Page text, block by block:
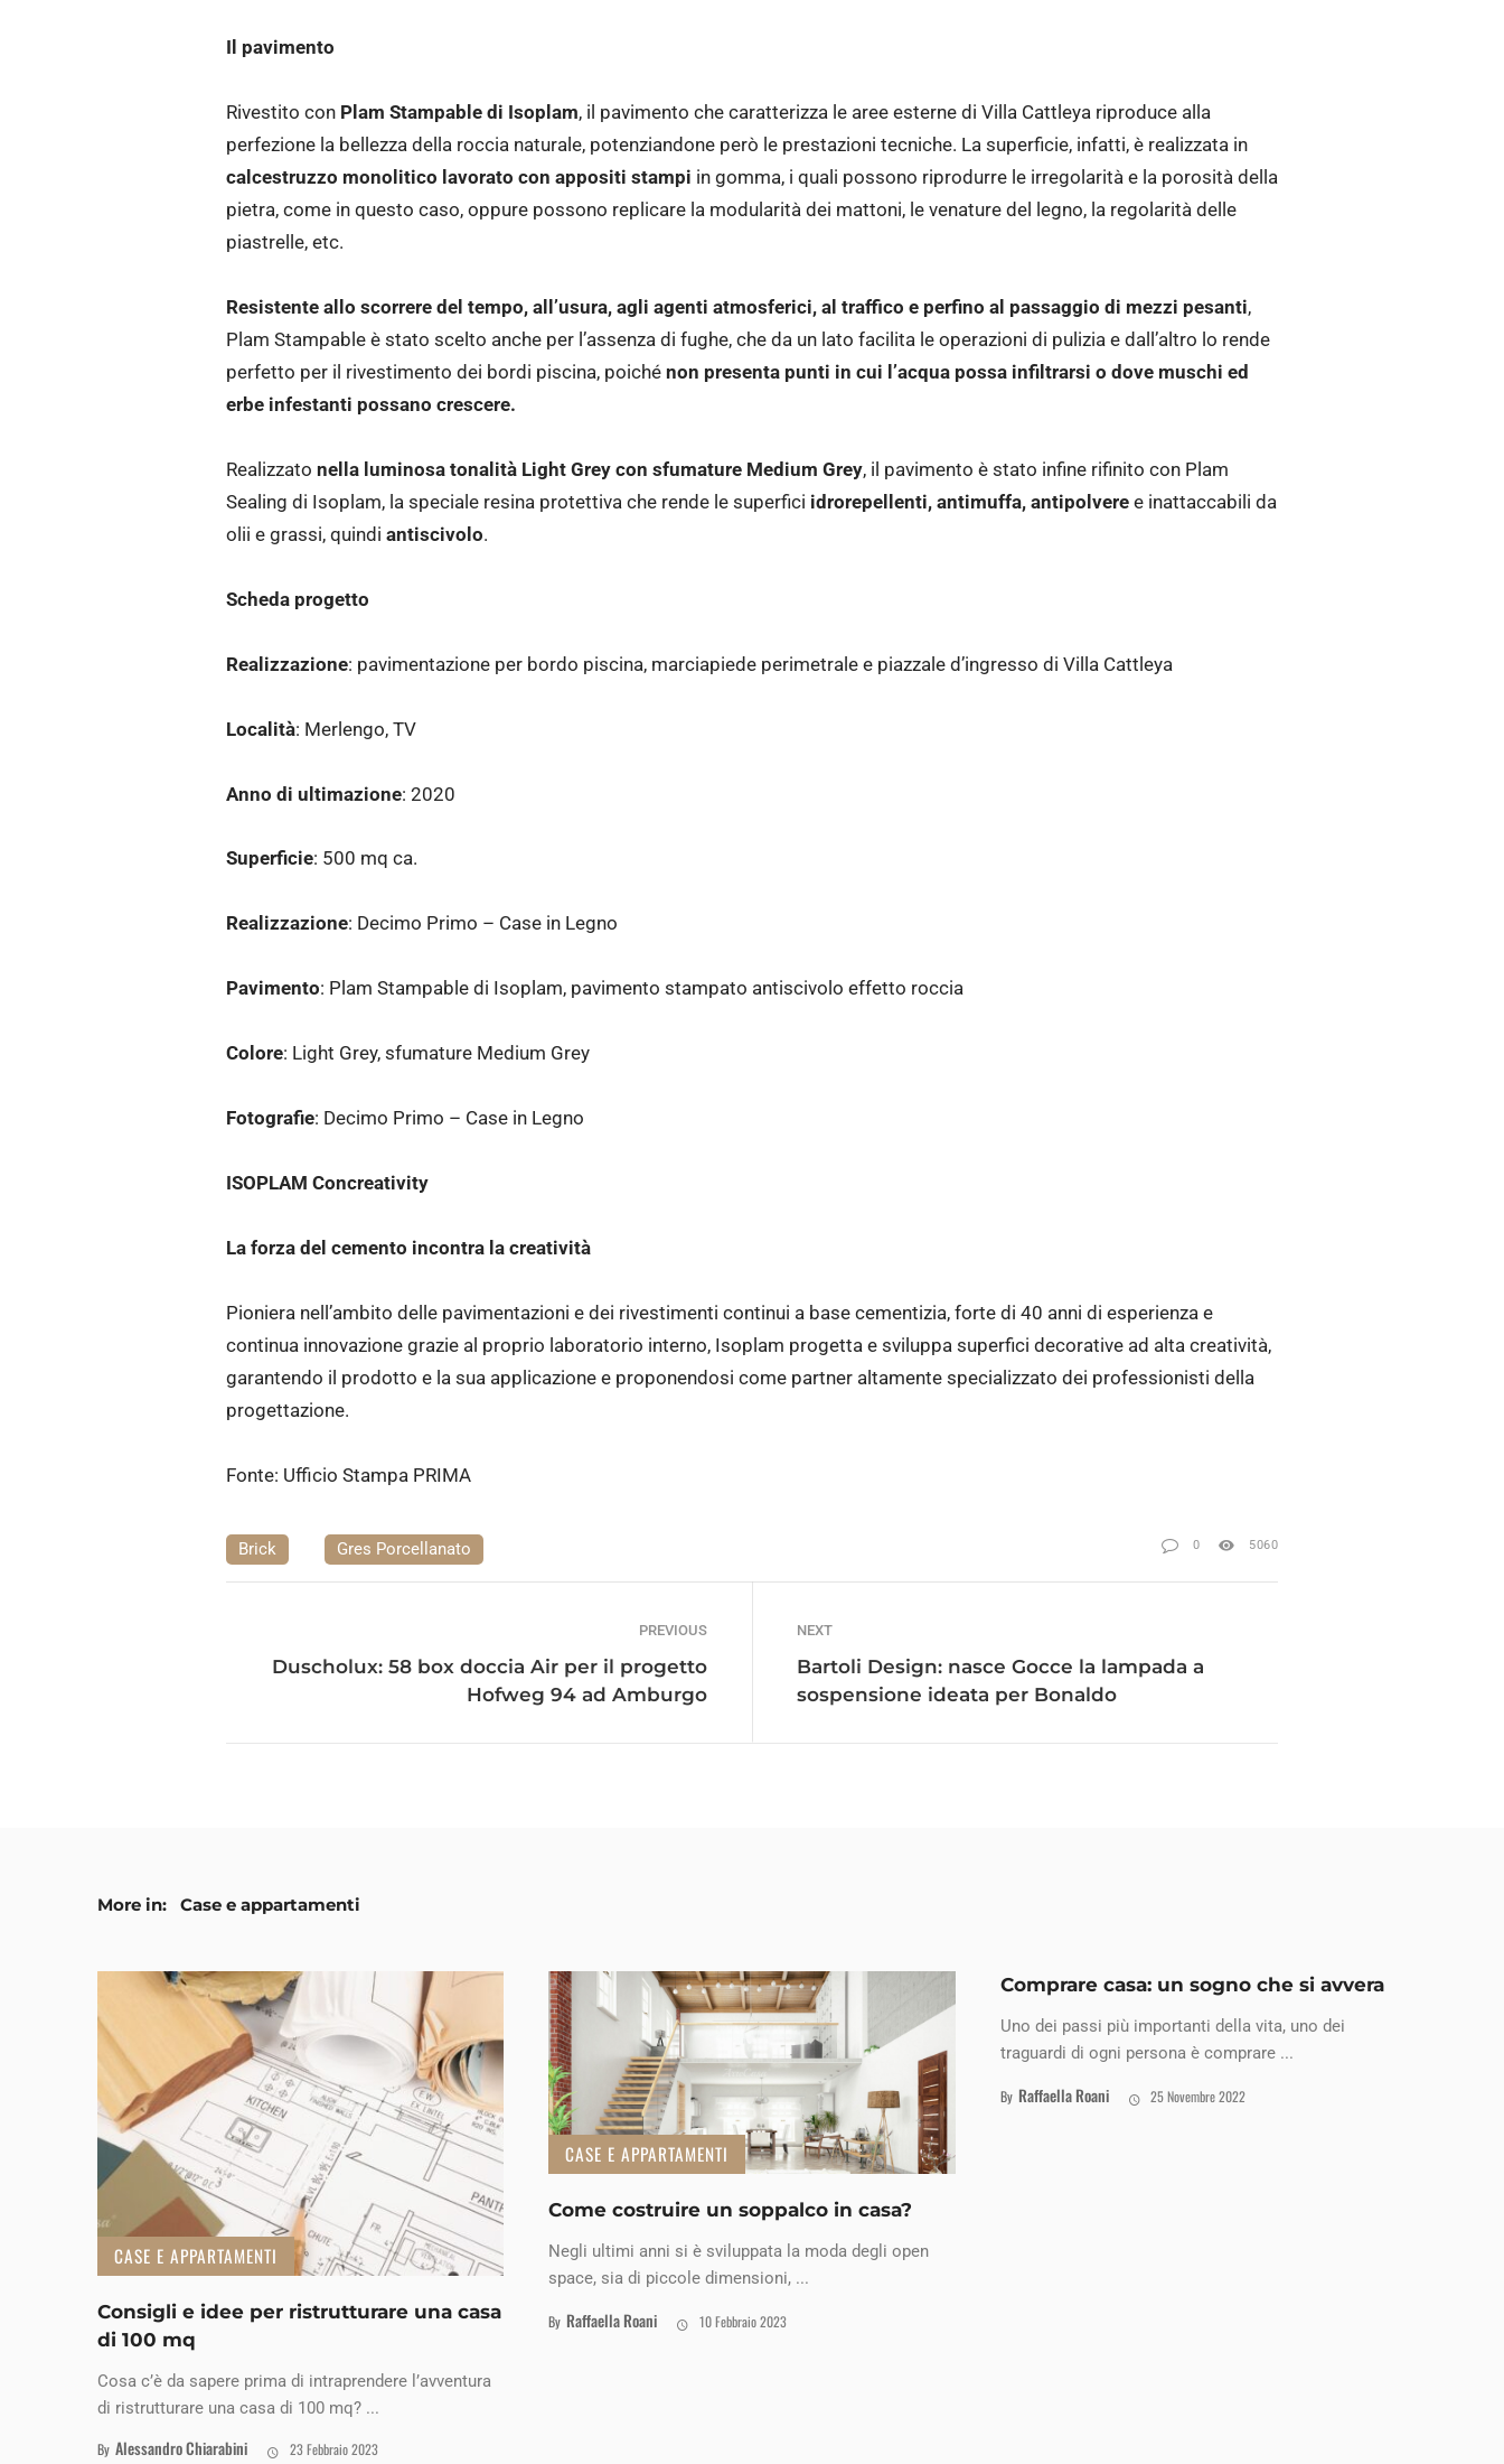
Il pavimento
Rivestito con Plam Stampable di Isoplam, il pavimento che caratterizza le aree esterne di Villa Cattleya riproduce alla
perfezione la bellezza della roccia naturale, potenziandone però le prestazioni tecniche. La superficie, infatti, è realizzata in
calcestruzzo monolitico lavorato con appositi stampi in gomma, i quali possono riprodurre le irregolarità e la porosità della
pietra, come in questo caso, oppure possono replicare la modularità dei mattoni, le venature del legno, la regolarità delle
piastrelle, etc.
Resistente allo scorrere del tempo, all’usura, agli agenti atmosferici, al traffico e perfino al passaggio di mezzi pesanti,
Plam Stampable è stato scelto anche per l’assenza di fughe, che da un lato facilita le operazioni di pulizia e dall’altro lo rende
perfetto per il rivestimento dei bordi piscina, poiché non presenta punti in cui l’acqua possa infiltrarsi o dove muschi ed
erbe infestanti possano crescere.
Realizzato nella luminosa tonalità Light Grey con sfumature Medium Grey, il pavimento è stato infine rifinito con Plam
Sealing di Isoplam, la speciale resina protettiva che rende le superfici idrorepellenti, antimuffa, antipolvere e inattaccabili da
olii e grassi, quindi antiscivolo.
Scheda progetto
Realizzazione: pavimentazione per bordo piscina, marciapiede perimetrale e piazzale d’ingresso di Villa Cattleya
Località: Merlengo, TV
Anno di ultimazione: 2020
Superficie: 500 mq ca.
Realizzazione: Decimo Primo – Case in Legno
Pavimento: Plam Stampable di Isoplam, pavimento stampato antiscivolo effetto roccia
Colore: Light Grey, sfumature Medium Grey
Fotografie: Decimo Primo – Case in Legno
ISOPLAM Concreativity
La forza del cemento incontra la creatività
Pioniera nell’ambito delle pavimentazioni e dei rivestimenti continui a base cementizia, forte di 40 anni di esperienza e
continua innovazione grazie al proprio laboratorio interno, Isoplam progetta e sviluppa superfici decorative ad alta creatività,
garantendo il prodotto e la sua applicazione e proponendosi come partner altamente specializzato dei professionisti della
progettazione.
Fonte: Ufficio Stampa PRIMA
Brick Gres Porcellanato 0 5060
PREVIOUS
Duscholux: 58 box doccia Air per il progetto
Hofweg 94 ad Amburgo
NEXT
Bartoli Design: nasce Gocce la lampada a
sospensione ideata per Bonaldo
More in: Case e appartamenti
CASE E APPARTAMENTI
Consigli e idee per ristrutturare una casa
di 100 mq
Cosa c’è da sapere prima di intraprendere l’avventura
di ristrutturare una casa di 100 mq? ...
By Alessandro Chiarabini 23 Febbraio 2023
CASE E APPARTAMENTI
Come costruire un soppalco in casa?
Negli ultimi anni si è sviluppata la moda degli open
space, sia di piccole dimensioni, ...
By Raffaella Roani 10 Febbraio 2023
Comprare casa: un sogno che si avvera
Uno dei passi più importanti della vita, uno dei
traguardi di ogni persona è comprare ...
By Raffaella Roani 25 Novembre 2022